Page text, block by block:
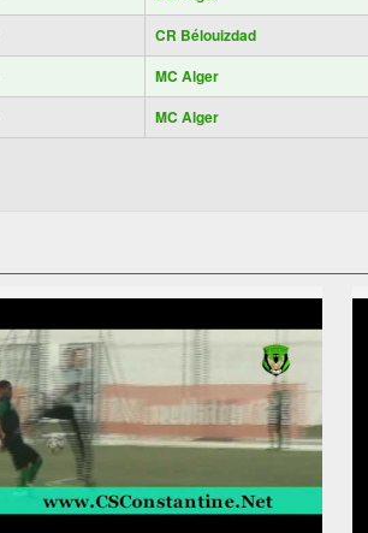
CR Bélouizdad
MC Alger
MC Alger